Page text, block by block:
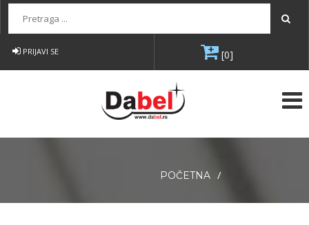
PRIJAVI SE [0]
POČETNA /